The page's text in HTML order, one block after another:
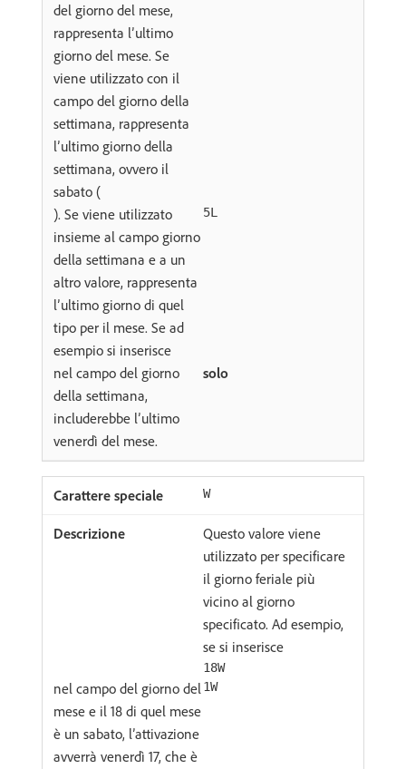
del giorno del mese,
rappresenta l’ultimo
giorno del mese. Se
viene utilizzato con il
campo del giorno della
settimana, rappresenta
l’ultimo giorno della
settimana, ovvero il
sabato (
). Se viene utilizzato
insieme al campo giorno
della settimana e a un
altro valore, rappresenta
l’ultimo giorno di quel
tipo per il mese. Se ad
esempio si inserisce
5L
nel campo del giorno
della settimana,
solo
includerebbe l’ultimo
venerdì del mese.
W
Questo valore viene
utilizzato per specificare
il giorno feriale più
vicino al giorno
specificato. Ad esempio,
se si inserisce
18W
nel campo del giorno del
mese e il 18 di quel mese
è un sabato, l’attivazione
avverrà venerdì 17, che è
1W